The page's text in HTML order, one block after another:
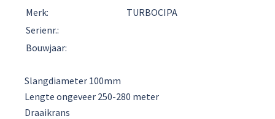
Merk:
TURBOCIPA
Serienr.:
Bouwjaar:
Slangdiameter 100mm
Lengte ongeveer 250-280 meter
Draaikrans